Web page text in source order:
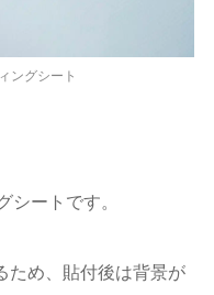
ングシート
ートです。
ため、貼付後は背景が